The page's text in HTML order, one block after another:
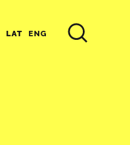
LAT ENG